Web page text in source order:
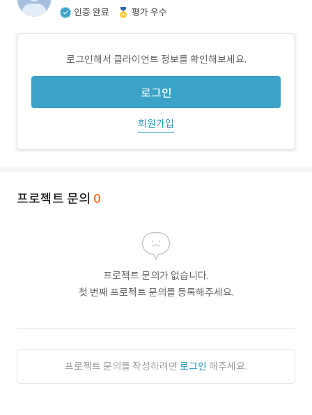
인증 완료 평가 우수
로그인해서 클라이언트 정보를 확인해보세요.
로그인
회원가입
프로젝트 문의 0
프로젝트 문의가 없습니다.
첫 번째 프로젝트 문의를 등록해주세요.
프로젝트 문의를 작성하려면 로그인 해주세요.